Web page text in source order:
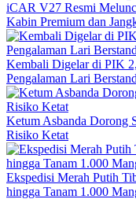
iCAR V27 Resmi
Kabin Premium dan
Kembali Digelar di PIK
Pengalaman Lari
Ketum Asbanda Dorong
Risiko Ketat
Ekspedisi Merah Putih
hingga Tanam 1.000